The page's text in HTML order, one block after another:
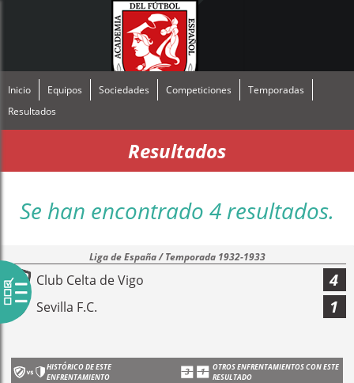
Inicio Equipos Sociedades Competiciones
Temporadas
Resultados
Resultados
Se han encontrado 4 resultados.
Liga de España / Temporada 1932-1933
Club Celta de Vigo 4
Sevilla F.C. 1
HISTÓRICO DE ESTE
ENFRENTAMIENTO
OTROS ENFRENTAMIENTOS CON ESTE
RESULTADO